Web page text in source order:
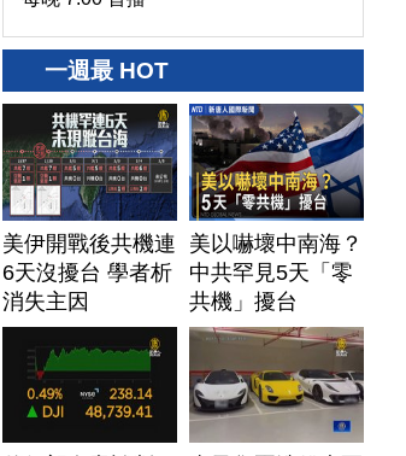
一週最 HOT
美伊開戰後共機連
6天沒擾台 學者析
消失主因
美以嚇壞中南海？
中共罕見5天「零
共機」擾台